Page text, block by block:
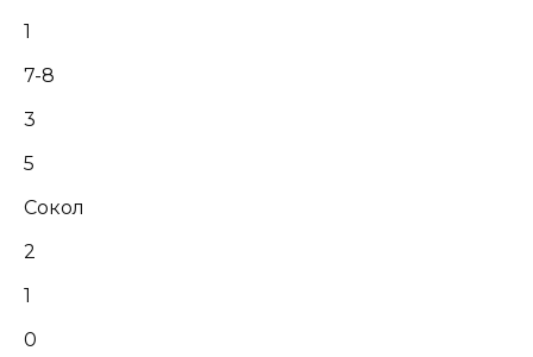
1
7-8
3
5
Сокол
2
1
0